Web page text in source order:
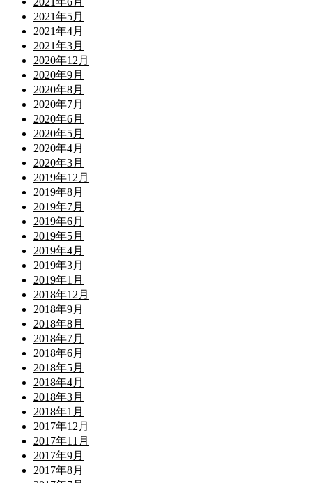
2021年5月
2021年4月
2021年3月
2020年12月
2020年9月
2020年8月
2020年7月
2020年6月
2020年5月
2020年4月
2020年3月
2019年12月
2019年8月
2019年7月
2019年6月
2019年5月
2019年4月
2019年3月
2019年1月
2018年12月
2018年9月
2018年8月
2018年7月
2018年6月
2018年5月
2018年4月
2018年3月
2018年1月
2017年12月
2017年11月
2017年9月
2017年8月